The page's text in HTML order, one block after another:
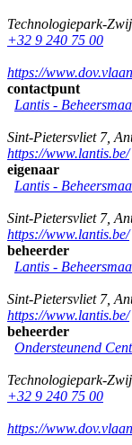
Technologiepark-
+32 9 240 75 00
https://
contactpunt
Lantis -
Sint-Pietersvliet 7,
https://www.lantis.be/
eigenaar
Lantis -
Sint-Pietersvliet 7,
https://www.lantis.be/
beheerder
Lantis -
Sint-Pietersvliet 7,
https://www.lantis.be/
beheerder
Ondersteunend
Technologiepark-
+32 9 240 75 00
https://